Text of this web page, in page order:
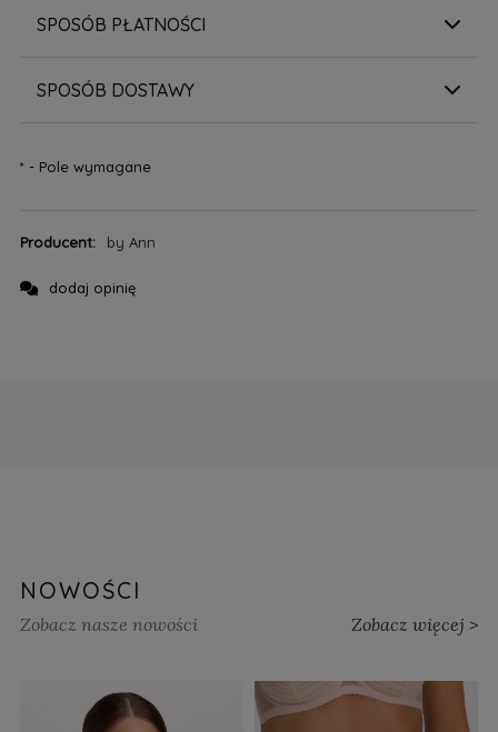
SPOSÓB PŁATNOŚCI
SPOSÓB DOSTAWY
*- Pole wymagane
Producent: by Ann
dodaj opinię
NOWOŚCI
Zobacz nasze nowości Zobacz więcej >